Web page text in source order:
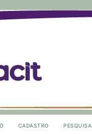
CADASTRO
PESQUISA